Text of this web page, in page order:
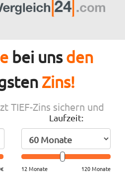
bei unsden
Zins!
TIEF-Zins sichern und
sparen
Laufzeit:
12 Monate 120 Monate